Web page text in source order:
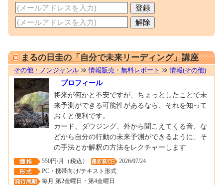
まるの日圭の「自分で未来リーディング」講座
その他・ノンジャンル 情報販売・無料レポート 情報(その他)
プロフィール
将来が何かと不安ですが、ちょっとしたことで未
来予測ができる可能性があるなら、それを知って
おくと便利です。
カード、ダウジング、外から聞こえてくる音、な
どから自分の行動の未来予測ができるように、そ
の手法とか解釈の方法をレクチャーします
550円/月（税込）
2026/07/24
PC・携帯向け/テキスト形式
毎月 第2金曜日・第4金曜日